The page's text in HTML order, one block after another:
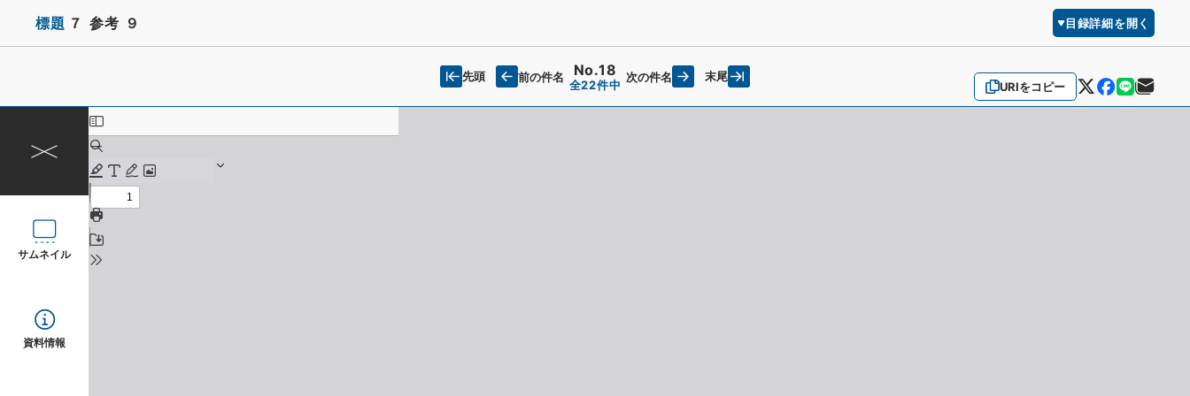
標題 ７ 参考 ９ 目録詳細を開く
URIをコピー
先頭 前の件名 No.18
全22件中
次の件名 末尾
サムネイル
資料情報